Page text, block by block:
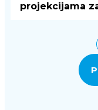
projekcijama